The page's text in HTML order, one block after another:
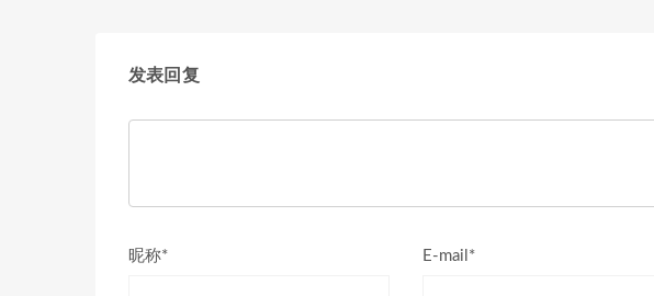
发表回复
昵称* E-mail*